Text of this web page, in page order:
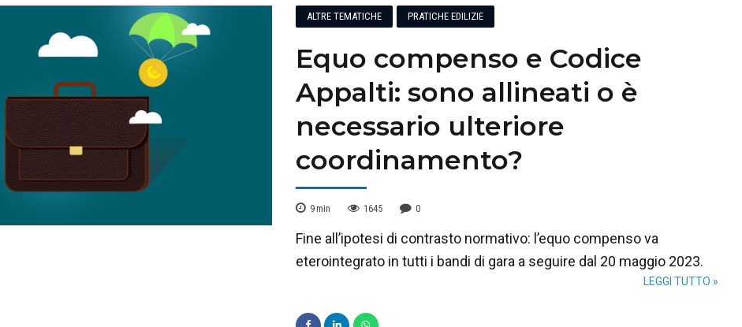
ALTRE TEMATICHE PRATICHE EDILIZIE
Equo compenso e Codice
Appalti: sono allineati o è
necessario ulteriore
coordinamento?
9 min 1645 0
Fine all’ipotesi di contrasto normativo: l’equo compenso va
eterointegrato in tutti i bandi di gara a seguire dal 20 maggio 2023.
LEGGI TUTTO »